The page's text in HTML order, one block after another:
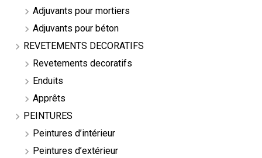
Adjuvants pour mortiers
Adjuvants pour béton
REVETEMENTS DECORATIFS
Revetements decoratifs
Enduits
Apprêts
PEINTURES
Peintures d’intérieur
Peintures d’extérieur